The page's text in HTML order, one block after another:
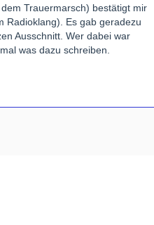
Trauermarsch) bestätigt mir
Radioklang). Es gab geradezu
Ausschnitt. Wer dabei war
was dazu schreiben.